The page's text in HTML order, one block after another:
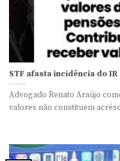
STF afasta incidência do
Advogado Renato Araújo
valores não constituem